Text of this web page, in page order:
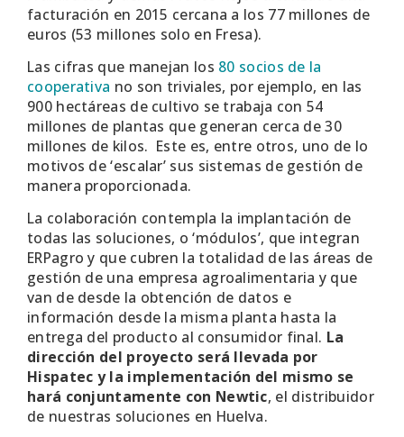
facturación en 2015 cercana a los 77 millones de
euros (53 millones solo en Fresa).
Las cifras que manejan los 80 socios de la
cooperativa no son triviales, por ejemplo, en las
900 hectáreas de cultivo se trabaja con 54
millones de plantas que generan cerca de 30
millones de kilos. Este es, entre otros, uno de lo
motivos de ‘escalar’ sus sistemas de gestión de
manera proporcionada.
La colaboración contempla la implantación de
todas las soluciones, o ‘módulos’, que integran
ERPagro y que cubren la totalidad de las áreas de
gestión de una empresa agroalimentaria y que
van de desde la obtención de datos e
información desde la misma planta hasta la
entrega del producto al consumidor final. La
dirección del proyecto será llevada por
Hispatec y la implementación del mismo se
hará conjuntamente con Newtic, el distribuidor
de nuestras soluciones en Huelva.